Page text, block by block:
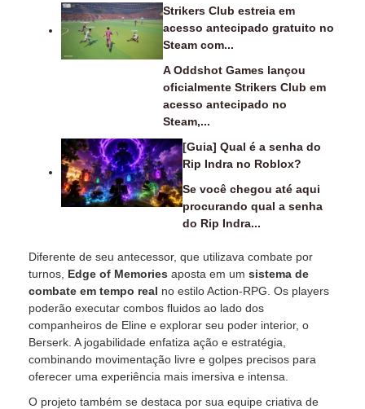
Strikers Club estreia em
acesso antecipado gratuito no
Steam com...
A Oddshot Games lançou
oficialmente Strikers Club em
acesso antecipado no
Steam,...
[Guia] Qual é a senha do
Rip Indra no Roblox?
Se você chegou até aqui
procurando qual a senha
do Rip Indra...
Diferente de seu antecessor, que utilizava combate por
turnos, Edge of Memories aposta em um sistema de
combate em tempo real no estilo Action-RPG. Os players
poderão executar combos fluidos ao lado dos
companheiros de Eline e explorar seu poder interior, o
Berserk. A jogabilidade enfatiza ação e estratégia,
combinando movimentação livre e golpes precisos para
oferecer uma experiência mais imersiva e intensa.
O projeto também se destaca por sua equipe criativa de